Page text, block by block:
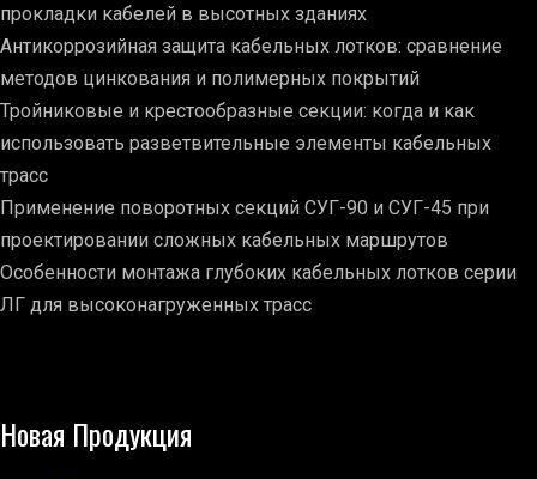
прокладки кабелей в высотных зданиях
Антикоррозийная защита кабельных лотков: сравнение
методов цинкования и полимерных покрытий
Тройниковые и крестообразные секции: когда и как
использовать разветвительные элементы кабельных
трасс
Применение поворотных секций СУГ-90 и СУГ-45 при
проектировании сложных кабельных маршрутов
Особенности монтажа глубоких кабельных лотков серии
ЛГ для высоконагруженных трасс
Новая Продукция